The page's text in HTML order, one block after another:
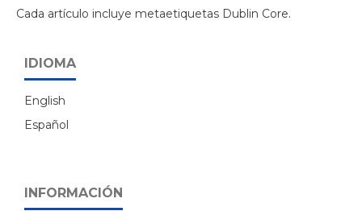
Cada artículo incluye metaetiquetas Dublin Core.
IDIOMA
English
Español
INFORMACIÓN